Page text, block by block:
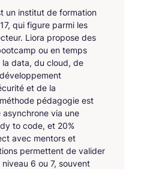
un institut de formation
qui figure parmi les
Liora propose des
ou en temps
la data, du cloud, de
et de la
pédagogie est
via une
to code, et 20%
avec mentors et
permettent de valider
6 ou 7, souvent